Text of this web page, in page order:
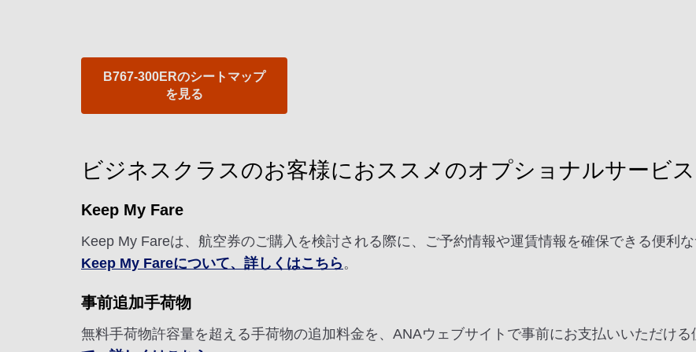
B767-300ERのシートマップ
を見る
ビジネスクラスのお客様におススメのオプショナルサービス
Keep My Fare
Keep My Fareは、航空券のご購入を検討される際に、ご予約情報や運賃情報を確保できる便利
Keep My Fareについて、詳しくはこちら 。
事前追加手荷物
無料手荷物許容量を超える手荷物の追加料金を、ANAウェブサイトで事前にお支払いいただける